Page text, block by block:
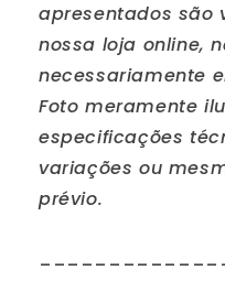
apresentados são
nossa loja online,
necessariamente
Foto meramente
especificações
variações ou
prévio.